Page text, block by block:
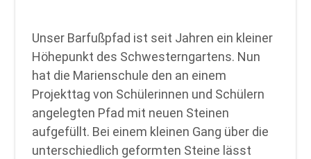
Unser Barfußpfad ist seit Jahren ein kleiner
Höhepunkt des Schwesterngartens. Nun
hat die Marienschule den an einem
Projekttag von Schülerinnen und Schülern
angelegten Pfad mit neuen Steinen
aufgefüllt. Bei einem kleinen Gang über die
unterschiedlich geformten Steine lässt